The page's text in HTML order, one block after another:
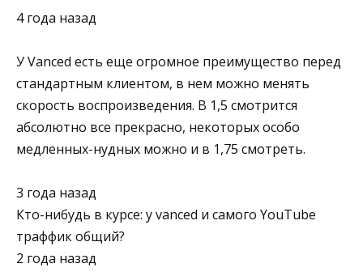
4 года назад
У Vanced есть еще огромное преимущество перед
стандартным клиентом, в нем можно менять
скорость воспроизведения. В 1,5 смотрится
абсолютно все прекрасно, некоторых особо
медленных-нудных можно и в 1,75 смотреть.
3 года назад
Кто-нибудь в курсе: у vanced и самого YouTube
траффик общий?
2 года назад